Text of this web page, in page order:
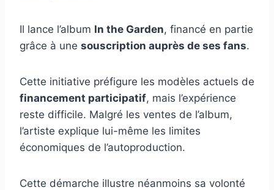
Il lance l’album In the Garden, financé en partie
grâce à une souscription auprès de ses fans.
Cette initiative préfigure les modèles actuels de
financement participatif, mais l’expérience
reste difficile. Malgré les ventes de l’album,
l’artiste explique lui-même les limites
économiques de l’autoproduction.
Cette démarche illustre néanmoins sa volonté